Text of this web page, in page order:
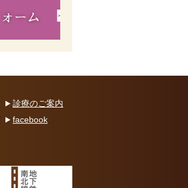
診療のご案内
facebook